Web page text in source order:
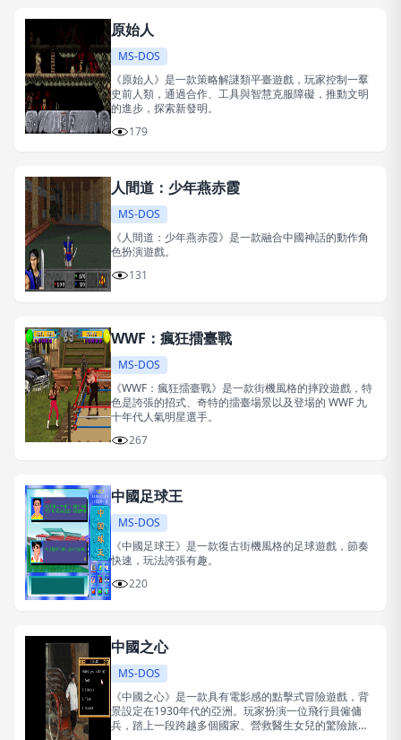
原始人
MS-DOS
《原始人》是一款策略解謎類平臺遊戲，玩家控制一羣
史前人類，通過合作、工具與智慧克服障礙，推動文明
的進步，探索新發明。
179
人間道：少年燕赤霞
MS-DOS
《人間道：少年燕赤霞》是一款融合中國神話的動作角
色扮演遊戲。
131
WWF：瘋狂擂臺戰
MS-DOS
《WWF：瘋狂擂臺戰》是一款街機風格的摔跤遊戲，特
色是誇張的招式、奇特的擂臺場景以及登場的 WWF 九
十年代人氣明星選手。
267
中國足球王
MS-DOS
《中國足球王》是一款復古街機風格的足球遊戲，節奏
快速，玩法誇張有趣。
220
中國之心
MS-DOS
《中國之心》是一款具有電影感的點擊式冒險遊戲，背
景設定在1930年代的亞洲。玩家扮演一位飛行員僱傭
兵，踏上一段跨越多個國家、營救醫生女兒的驚險旅